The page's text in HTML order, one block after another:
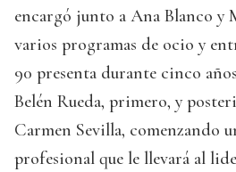
encargó junto a Ana Blanco y
varios programas de ocio y
90 presenta durante cinco
Belén Rueda, primero, y
Carmen Sevilla, comenzando
profesional que le llevará al